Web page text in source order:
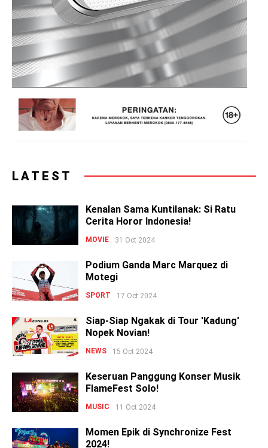
LATEST
Kenalan Sama Kuntilanak: Si Ratu
Cerita Horor Indonesia!
MOVIE 31 Oct 2024
Podium Ganda Marc Marquez di
Motegi
SPORT 17 Oct 2024
Siap-Siap Ngakak di Tour 'Kadung'
Nopek Novian!
NEWS 15 Oct 2024
Keseruan Panggung Konser Musik
FlameFest Solo!
MUSIC 11 Oct 2024
Momen Epik di Synchronize Fest
2024!